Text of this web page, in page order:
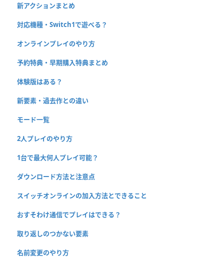
新アクションまとめ
対応機種・Switch1で遊べる？
オンラインプレイのやり方
予約特典・早期購入特典まとめ
体験版はある？
新要素・過去作との違い
モード一覧
2人プレイのやり方
1台で最大何人プレイ可能？
ダウンロード方法と注意点
スイッチオンラインの加入方法とできること
おすそわけ通信でプレイはできる？
取り返しのつかない要素
名前変更のやり方